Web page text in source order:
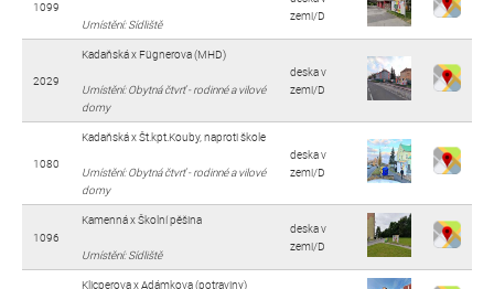
1099
Umístění: Sídliště
zemi/D
2029
Kadaňská x Fügnerova (MHD)
Umístění: Obytná čtvrť - rodinné a vilové
domy
deska v
zemi/D
1080
Kadaňská x Št.kpt.Kouby, naproti škole
Umístění: Obytná čtvrť - rodinné a vilové
domy
deska v
zemi/D
1096
Kamenná x Školní pěšina
Umístění: Sídliště
deska v
zemi/D
Klicperova x Adámkova (potraviny)